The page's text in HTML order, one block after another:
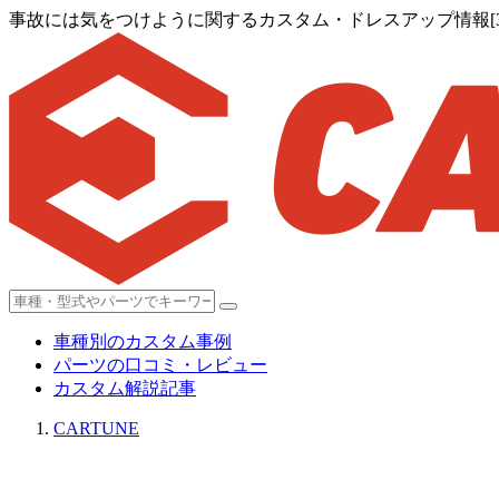
事故には気をつけように関するカスタム・ドレスアップ情報
車種別のカスタム事例
パーツの口コミ・レビュー
カスタム解説記事
CARTUNE